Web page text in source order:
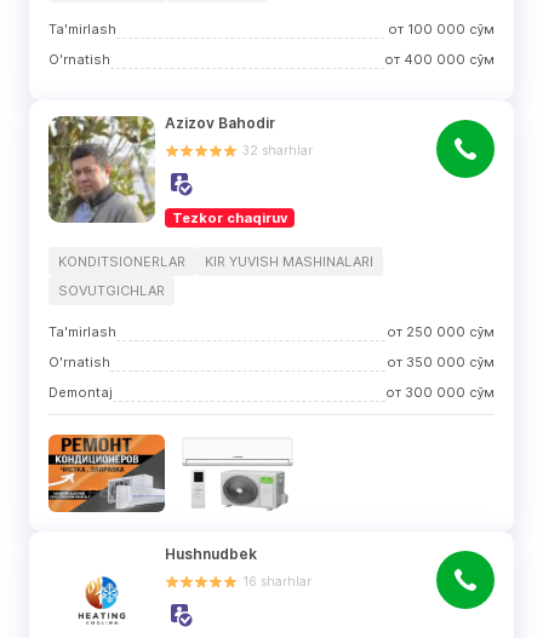
Ta'mirlash от 100 000 сўм
O'rnatish
от 400 000 сўм
Azizov Bahodir
32 sharhlar
Tezkor chaqiruv
KONDITSIONERLAR
KIR YUVISH MASHINALARI
SOVUTGICHLAR
Ta'mirlash от 250 000 сўм
O'rnatish
от 350 000 сўм
Demontaj
от 300 000 сўм
Hushnudbek
16 sharhlar